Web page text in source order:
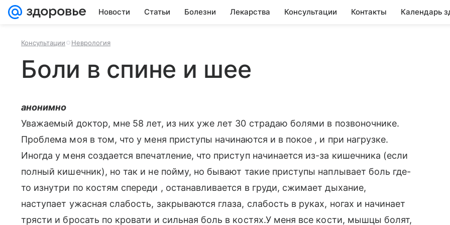
Новости Статьи Болезни Лекарства Консультации Контакты Календарь
Консультации Неврология
Боли в спине и шее
анонимно
Уважаемый доктор, мне 58 лет, из них уже лет 30 страдаю болями в позвоночнике.
Проблема моя в том, что у меня приступы начинаются и в покое , и при нагрузке.
Иногда у меня создается впечатление, что приступ начинается из-за кишечника (если
полный кишечник), но так и не пойму, но бывают такие приступы наплывает боль где-
то изнутри по костям спереди , останавливается в груди, сжимает дыхание,
наступает ужасная слабость, закрываются глаза, слабость в руках, ногах и начинает
трясти и бросать по кровати и сильная боль в костях.У меня все кости, мышцы болят,